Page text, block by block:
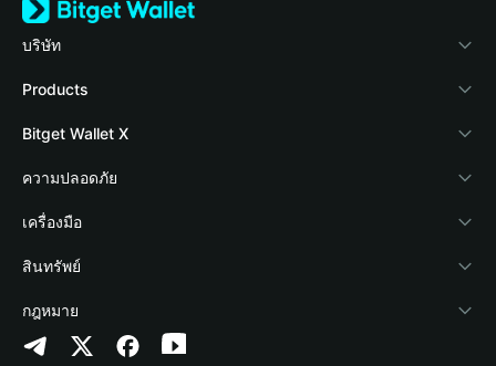
บริษัท
เกี่ยวกับ Bitget Wallet
Blog
Academy
ข่าวสารด้านคริปโต
ศูนย์ช่วยเหลือ
ติดต่อเรา
ทรัพยากรข้อมูลของแบรนด์
Products
Crypto Card
Stablecoin Earn
Payfi Crypto
Crypto Swap API
Altcoin Season Index
Prediction Markets
Bitget Wallet X
นักพัฒนา
เชื่อมต่อ Wallet
Bitget Wallet Pay
ลิสต์โปรเจกต์
ความปลอดภัย
Protection Fund
เทคโนโลยีความปลอดภัย
เครื่องมือ
ซื้อคริปโต
การตรวจจับการอนุญาต
การตรวจจับสัญญา
สินทรัพย์
Arbitrum
Avalanche
กฎหมาย
นโยบายความเป็นส่วนตัว